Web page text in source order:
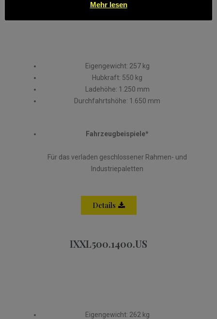
IXL550.1250.US
Eigengewicht: 257 kg
Hubkraft: 550 kg
Ladehöhe: 1.250 mm
Durchfahrtshöhe: 1.650 mm
Fahrzeugbeispiele*
Für das verladen geschlossener Rahmen- und
Industriepaletten
Details
IXXL500.1400.US
Eigengewicht: 262 kg
Mehr lesen